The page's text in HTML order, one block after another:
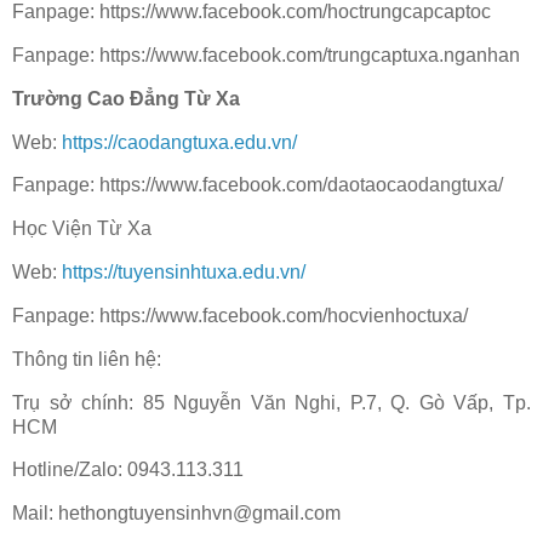
Fanpage: https://www.facebook.com/hoctrungcapcaptoc
Fanpage: https://www.facebook.com/trungcaptuxa.nganhan
Trường Cao Đẳng Từ Xa
Web: https://caodangtuxa.edu.vn/
Fanpage: https://www.facebook.com/daotaocaodangtuxa/
Học Viện Từ Xa
Web: https://tuyensinhtuxa.edu.vn/
Fanpage: https://www.facebook.com/hocvienhoctuxa/
Thông tin liên hệ:
Trụ sở chính: 85 Nguyễn Văn Nghi, P.7, Q. Gò Vấp, Tp.
HCM
Hotline/Zalo: 0943.113.311
Mail: hethongtuyensinhvn@gmail.com